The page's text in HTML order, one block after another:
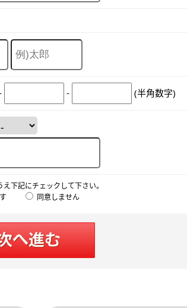
- (半角数字)
下記にチェックして下さい。
同意しません